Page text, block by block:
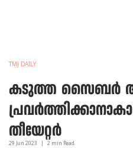
TMJ DAILY
കടുത്ത സൈബർ
തീയേറ്റർ
29 Jun 2023 2 min Read